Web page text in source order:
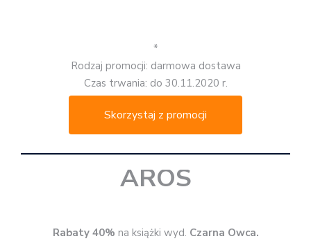
*
Rodzaj promocji: darmowa dostawa
Czas trwania: do 30.11.2020 r.
Skorzystaj z promocji
AROS
Rabaty 40% na książki wyd. Czarna Owca.